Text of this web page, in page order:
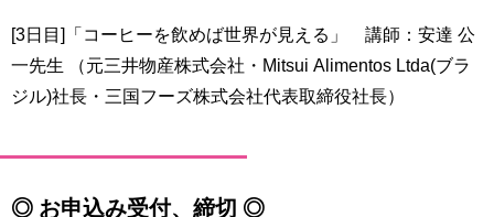
[3日目]「コーヒーを飲めば世界が見える」 講師：安達 公
一先生 （元三井物産株式会社・Mitsui Alimentos Ltda(ブラ
ジル)社長・三国フーズ株式会社代表取締役社長）
◎ お申込み受付、締切 ◎